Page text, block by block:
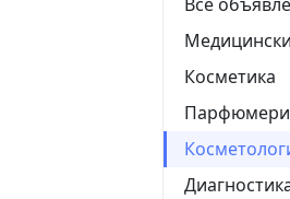
Косметика